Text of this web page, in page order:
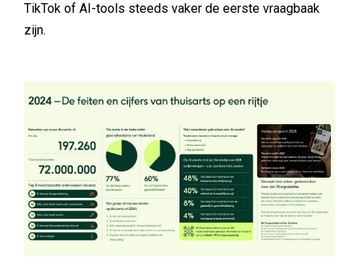
TikTok of AI-tools steeds vaker de eerste vraagbaak
zijn.